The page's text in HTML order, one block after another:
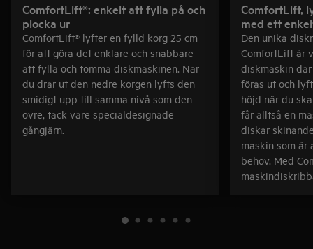
ComfortLift®: enkelt att fylla på och
plocka ur
ComfortLift® lyfter en fylld korg 25 cm
för att göra det enklare och snabbare
att fylla och tömma diskmaskinen. När
du drar ut den nedre korgen lyfts den
smidigt upp till samma nivå som den
övre, tack vare specialdesignade
gångjärn.
ComfortLift,
med ett
Den unika
ComfortLift är
diskmaskin
föras ut och
höjd när du
får alltså en
diskar
maskin som är
behov. Med